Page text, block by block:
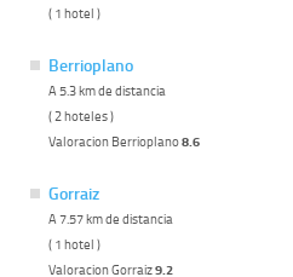
( 1 hotel )
Berrioplano
A 5.3 km de distancia
( 2 hoteles )
Valoracion Berrioplano8.6
Gorraiz
A 7.57 km de distancia
( 1 hotel )
Valoracion Gorraiz9.2